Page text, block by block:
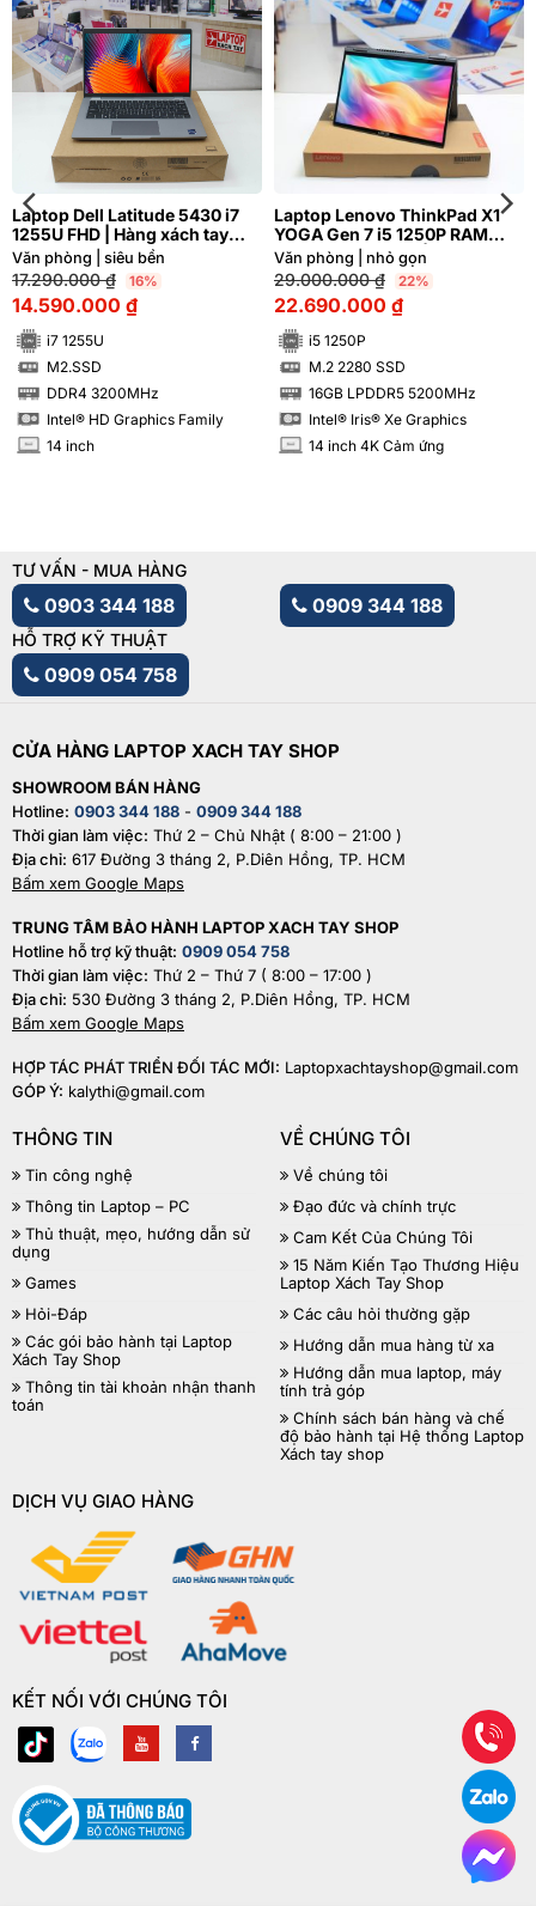
Laptop Dell Latitude 5430 i7
1255U FHD | Hàng xách tay
99%
Văn phòng | siêu bền
17.290.000₫ 16%
14.590.000 ₫
i7 1255U
SSD M2.SSD
DDR4 3200MHz
Intel® HD Graphics Family
INCH 14 inch
Laptop Lenovo ThinkPad X1
YOGA Gen 7 i5 1250P RAM
16GB 4K Cảm ứng | Hàng xách
tay 99%
Văn phòng | nhỏ gọn
29.000.000₫ 22%
22.690.000 ₫
i5 1250P
SSD M.2 2280 SSD
16GB LPDDR5 5200MHz
Intel® Iris® Xe Graphics
INCH 14 inch 4K Cảm ứng
TƯ VẤN - MUA HÀNG
0903 344 188 0909 344 188
HỖ TRỢ KỸ THUẬT
0909 054 758
CỬA HÀNG LAPTOP XACH TAY SHOP
SHOWROOM BÁN HÀNG
Hotline: 0903 344 188 - 0909 344 188
Thời gian làm việc: Thứ 2 – Chủ Nhật ( 8:00 – 21:00 )
Địa chỉ: 617 Đường 3 tháng 2, P.Diên Hồng, TP. HCM
Bấm xem Google Maps
TRUNG TÂM BẢO HÀNH LAPTOP XACH TAY SHOP
Hotline hỗ trợ kỹ thuật: 0909 054 758
Thời gian làm việc: Thứ 2 – Thứ 7 ( 8:00 – 17:00 )
Địa chỉ: 530 Đường 3 tháng 2, P.Diên Hồng, TP. HCM
Bấm xem Google Maps
HỢP TÁC PHÁT TRIỂN ĐỐI TÁC MỚI: Laptopxachtayshop@gmail.com
GÓP Ý: kalythi@gmail.com
THÔNG TIN
Tin công nghệ
Thông tin Laptop – PC
Thủ thuật, mẹo, hướng dẫn sử
dụng
Games
Hỏi-Đáp
Các gói bảo hành tại Laptop
Xách Tay Shop
Thông tin tài khoản nhận thanh
toán
VỀ CHÚNG TÔI
Về chúng tôi
Đạo đức và chính trực
Cam Kết Của Chúng Tôi
15 Năm Kiến Tạo Thương Hiệu
Laptop Xách Tay Shop
Các câu hỏi thường gặp
Hướng dẫn mua hàng từ xa
Hướng dẫn mua laptop, máy
tính trả góp
Chính sách bán hàng và chế
độ bảo hành tại Hệ thống Laptop
Xách tay shop
DỊCH VỤ GIAO HÀNG
KẾT NỐI VỚI CHÚNG TÔI